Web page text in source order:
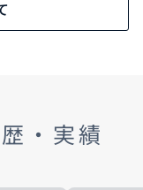
・実績